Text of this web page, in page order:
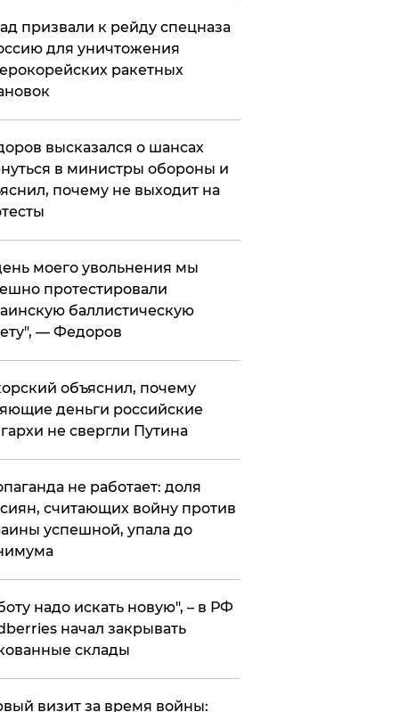
призвали к рейду спецназа
для уничтожения
ракетных
высказался о шансах
в министры обороны и
почему не выходит на
моего увольнения мы
протестировали
баллистическую
— Федоров
объяснил, почему
деньги российские
не свергли Путина
не работает: доля
считающих войну против
успешной, упала до
надо искать новую", – в РФ
начал закрывать
склады
визит за время войны: